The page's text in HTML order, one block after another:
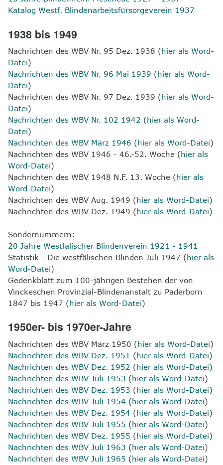
Katalog Westf. Blindenarbeitsfürsorgeverein 1937
1938 bis 1949
Nachrichten des WBV Nr. 95 Dez. 1938 (hier als Word-
Datei)
Nachrichten des WBV Nr. 96 Mai 1939 (hier als Word-
Datei)
Nachrichten des WBV Nr. 97 Dez. 1939 (hier als Word-
Datei)
Nachrichten des WBV Nr. 102 1942 (hier als Word-
Datei)
Nachrichten des WBV März 1946 (hier als Word-Datei)
Nachrichten des WBV 1946 - 46.-52. Woche (hier als
Word-Datei)
Nachrichten des WBV 1948 N.F. 13. Woche (hier als
Word-Datei)
Nachrichten des WBV Aug. 1949 (hier als Word-Datei)
Nachrichten des WBV Dez. 1949 (hier als Word-Datei)
Sondernummern:
20 Jahre Westfälischer Blindenverein 1921 - 1941
Statistik - Die westfälischen Blinden Juli 1947 (hier als
Word-Datei)
Gedenkblatt zum 100-jährigen Bestehen der von
Vinckeschen Provinzial-Blindenanstalt zu Paderborn
1847 bis 1947 (hier als Word-Datei)
1950er- bis 1970er-Jahre
Nachrichten des WBV März 1950 (hier als Word-Datei)
Nachrichten des WBV Dez. 1951 (hier als Word-Datei)
Nachrichten des WBV Dez. 1952 (hier als Word-Datei)
Nachrichten des WBV Juli 1953 (hier als Word-Datei)
Nachrichten des WBV Dez. 1953 (hier als Word-Datei)
Nachrichten des WBV Juli 1954 (hier als Word-Datei)
Nachrichten des WBV Dez. 1954 (hier als Word-Datei)
Nachrichten des WBV Juli 1955 (hier als Word-Datei)
Nachrichten des WBV Dez. 1955 (hier als Word-Datei)
Nachrichten des WBV Juli 1963 (hier als Word-Datei)
Nachrichten des WBV Juli 1965 (hier als Word-Datei)